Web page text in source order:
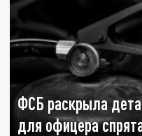
ФСБ раскрыла
для офицера